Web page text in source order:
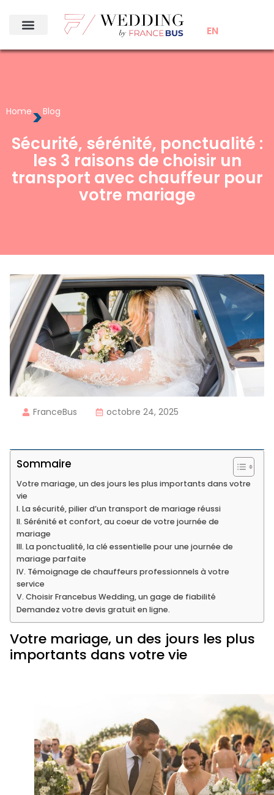
EN
Home>Blog
Sécurité, sérénité, ponctualité :
les 3 raisons de choisir un
transport avec chauffeur pour
votre mariage
FranceBus octobre 24, 2025
Sommaire
Votre mariage, un des jours les plus importants dans votre
vie
I. La sécurité, pilier d’un transport de mariage réussi
II. Sérénité et confort, au coeur de votre journée de
mariage
III. La ponctualité, la clé essentielle pour une journée de
mariage parfaite
IV. Témoignage de chauffeurs professionnels à votre
service
V. Choisir Francebus Wedding, un gage de fiabilité
Demandez votre devis gratuit en ligne.
Votre mariage, un des jours les plus
importants dans votre vie